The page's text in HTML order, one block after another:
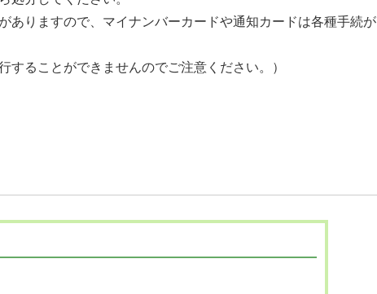
ありますので、マイナンバーカードや通知カードは各種手続が
ることができませんのでご注意ください。）